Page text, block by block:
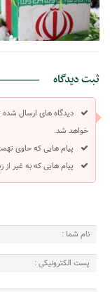
ثبت دیدگاه
دیدگاه های ارسال
خواهد شد.
پیام هایی که حاوی
پیام هایی که به غیر